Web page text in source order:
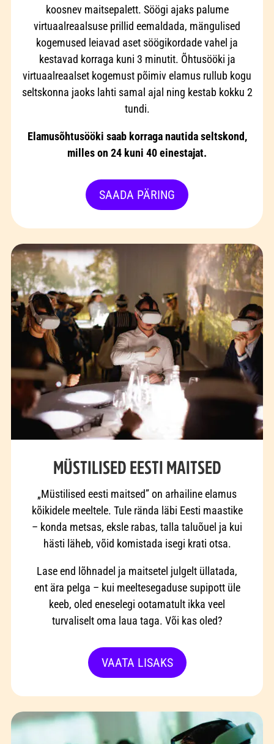
koosnev maitsepalett. Söögi ajaks palume
virtuaalreaalsuse prillid eemaldada, mängulised
kogemused leiavad aset söögikordade vahel ja
kestavad korraga kuni 3 minutit. Õhtusööki ja
virtuaalreaalset kogemust põimiv elamus rullub kogu
seltskonna jaoks lahti samal ajal ning kestab kokku 2
tundi.
Elamusõhtusööki saab korraga nautida seltskond,
milles on 24 kuni 40 einestajat.
SAADA PÄRING
MÜSTILISED EESTI MAITSED
„Müstilised eesti maitsed” on arhailine elamus
kõikidele meeltele. Tule rända läbi Eesti maastike
– konda metsas, eksle rabas, talla taluõuel ja kui
hästi läheb, võid komistada isegi krati otsa.
Lase end lõhnadel ja maitsetel julgelt üllatada,
ent ära pelga – kui meeltesegaduse supipott üle
keeb, oled eneselegi ootamatult ikka veel
turvaliselt oma laua taga. Või kas oled?
VAATA LISAKS